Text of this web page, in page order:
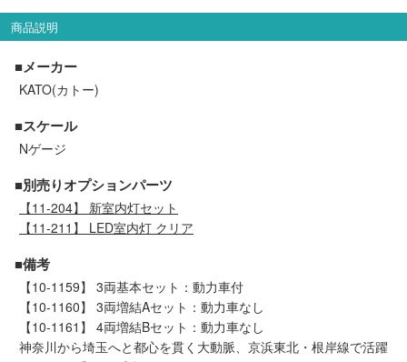
会社概要
レビューについて
商品説明
■メーカー
KATO(カトー)
■スケール
Nゲージ
■別売りオプションパーツ
【11-204】 新室内灯セット
【11-211】 LED室内灯 クリア
■備考
【10-1159】 3両基本セット：動力車付
【10-1160】 3両増結Aセット：動力車なし
【10-1161】 4両増結Bセット：動力車なし
神奈川から埼玉へと都心を貫く大動脈、京浜東北・根岸線で活躍